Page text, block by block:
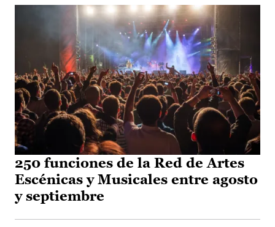
250 funciones de la Red de Artes
Escénicas y Musicales entre agosto
y septiembre